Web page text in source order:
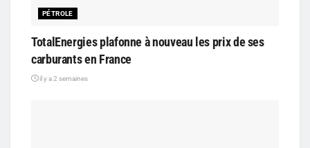
PÉTROLE
TotalEnergies plafonne à nouveau les prix de ses
carburants en France
il y a 2 semaines